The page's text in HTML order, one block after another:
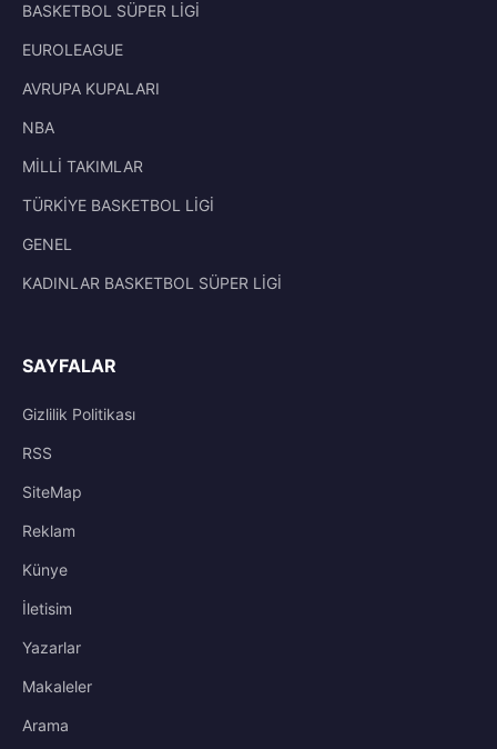
BASKETBOL SÜPER LİGİ
EUROLEAGUE
AVRUPA KUPALARI
NBA
MİLLİ TAKIMLAR
TÜRKİYE BASKETBOL LİGİ
GENEL
KADINLAR BASKETBOL SÜPER LİGİ
SAYFALAR
Gizlilik Politikası
RSS
SiteMap
Reklam
Künye
İletisim
Yazarlar
Makaleler
Arama